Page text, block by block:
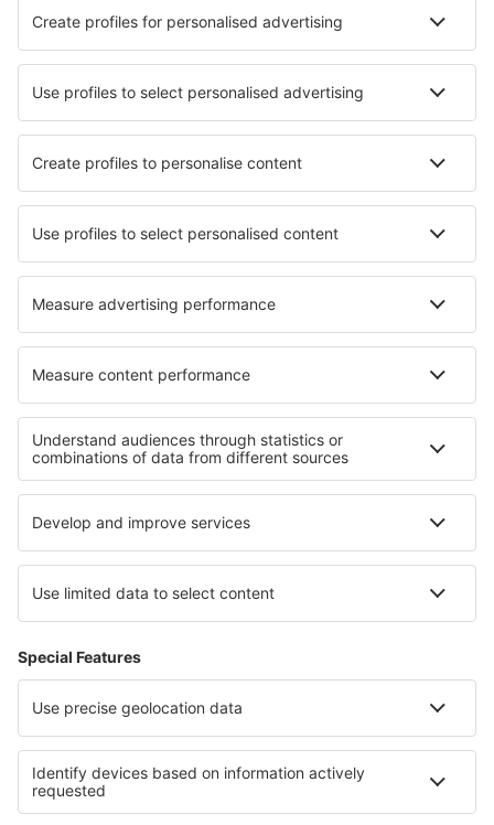
Cele mai bune locuri de cazare - orașe
Cazare în Dewas Cazare în Mora De Rubielos
Cazare în Maubeuge Cazare în Les Bains de la Preste
Cazare în Audinghen Cazare în Malynivka
Cele mai bune locuri de cazare - regiuni
Cazare in Paros Cazare in Santorini Cazare in Samos
Cazare in Greek Islands Cazare in Kos
Cazare in Lahemaa National Park Cazare în Hochpustertal
Cazare în Burgundia Cazare în Alsacia